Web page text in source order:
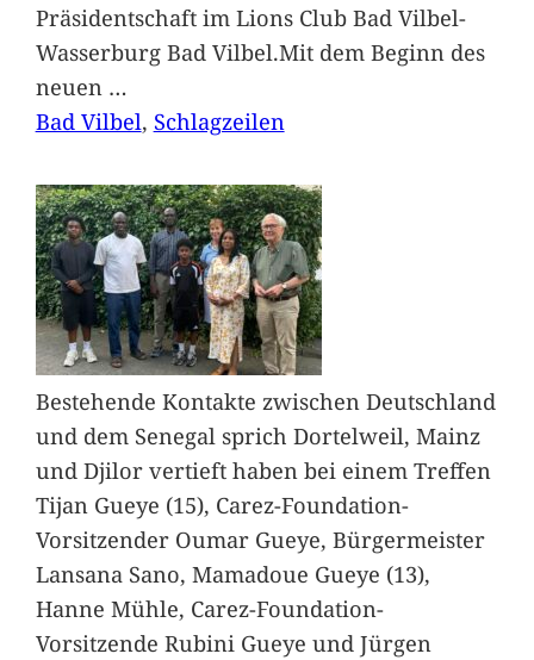
Präsidentschaft im Lions Club Bad Vilbel-
Wasserburg Bad Vilbel.Mit dem Beginn des
neuen …
Bad Vilbel, Schlagzeilen
Bestehende Kontakte zwischen Deutschland
und dem Senegal sprich Dortelweil, Mainz
und Djilor vertieft haben bei einem Treffen
Tijan Gueye (15), Carez-Foundation-
Vorsitzender Oumar Gueye, Bürgermeister
Lansana Sano, Mamadoue Gueye (13),
Hanne Mühle, Carez-Foundation-
Vorsitzende Rubini Gueye und Jürgen